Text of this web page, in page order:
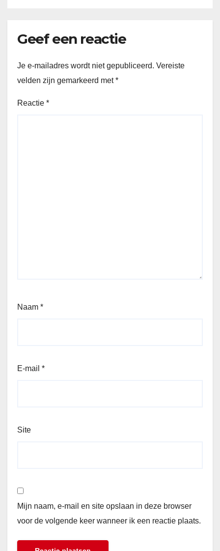
Geef een reactie
Je e-mailadres wordt niet gepubliceerd. Vereiste
velden zijn gemarkeerd met*
Reactie *
Naam *
E-mail *
Site
Mijn naam, e-mail en site opslaan in deze browser
voor de volgende keer wanneer ik een reactie plaats.